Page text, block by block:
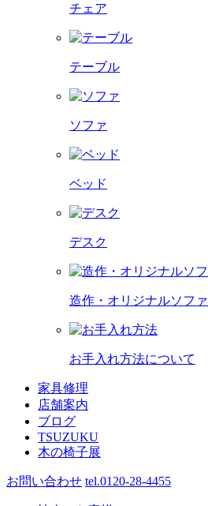
チェア
テーブル
ソファ
ベッド
デスク
造作・オリジナルソファ
お手入れ方法について
家具修理
店舗案内
ブログ
TSUZUKU
木の椅子展
お問い合わせ tel.0120-28-4455